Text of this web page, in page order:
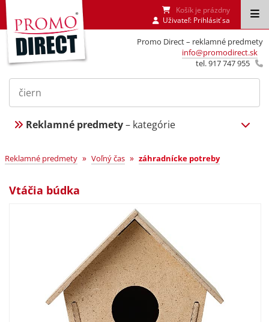
Promo Direct – reklamné predmety
info@promodirect.sk
tel. 917 747 955
Košík je prázdny
Uživateľ: Prihlásiť sa
Reklamné predmety– kategórie
Reklamné predmety » Voľný čas » záhradnícke potreby
Vtáčia búdka